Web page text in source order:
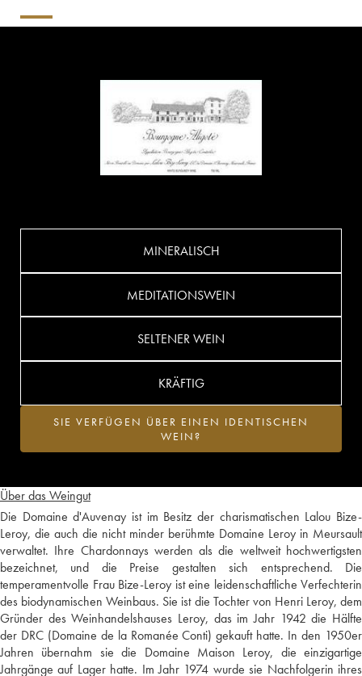
Über das Weingut
Die Domaine d'Auvenay ist im Besitz der charismatischen Lalou Bize-
Leroy, die auch die nicht minder berühmte Domaine Leroy in Meursault
verwaltet. Ihre Chardonnays werden als die weltweit hochwertigsten
bezeichnet, und die Preise gestalten sich entsprechend. Die
temperamentvolle Frau Bize-Leroy ist eine leidenschaftliche Verfechterin
des biodynamischen Weinbaus. Sie ist die Tochter von Henri Leroy, dem
Gründer des Weinhandelshauses Leroy, das im Jahr 1942 die Hälfte
der DRC (Domaine de la Romanée Conti) gekauft hatte. In den 1950er
Jahren übernahm sie die Domaine Maison Leroy, die einzigartige
Jahrgänge auf Lager hatte. Im Jahr 1974 wurde sie Nachfolgerin ihres
MINERALISCH
MEDITATIONSWEIN
SELTENER WEIN
KRÄFTIG
SIE VERFÜGEN ÜBER EINEN IDENTISCHEN
WEIN?